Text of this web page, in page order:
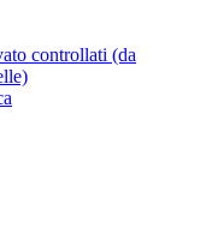
controllati (da